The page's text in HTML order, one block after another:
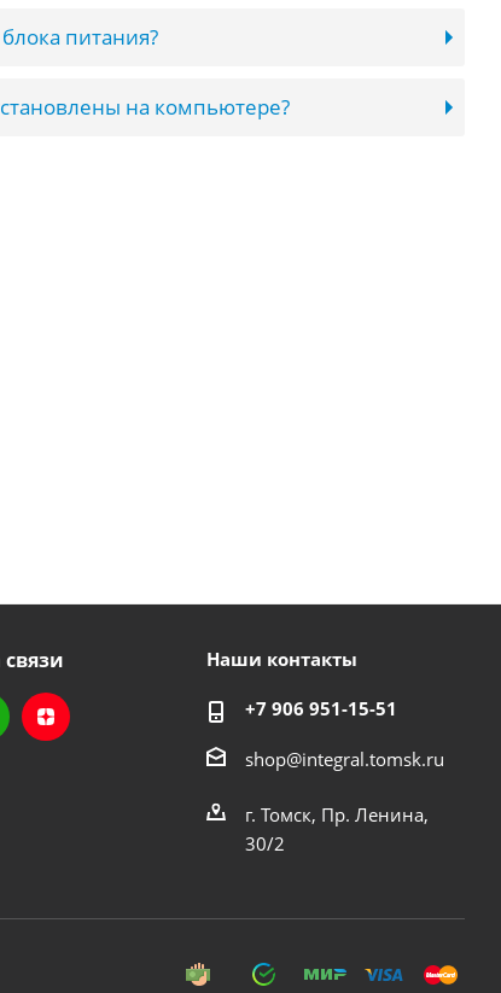
питания?
на компьютере?
Наши контакты
+7 906 951-15-51
shop@integral.tomsk.ru
г. Томск, Пр. Ленина,
30/2